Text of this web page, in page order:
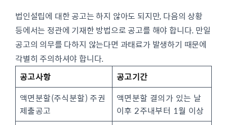
법인설립에 대한 공고는 하지 않아도 되지만, 다음의 상황
등에서는 정관에 기재한 방법으로 공고를 해야 합니다. 만일
공고의 의무를 다하지 않는다면 과태료가 발생하기 때문에
각별히 주의하셔야 합니다.
공고사항
공고기간
액면분할(주식분할) 주권
제출공고
액면분할 결의가 있는 날
이후 2주내부터 1월 이상